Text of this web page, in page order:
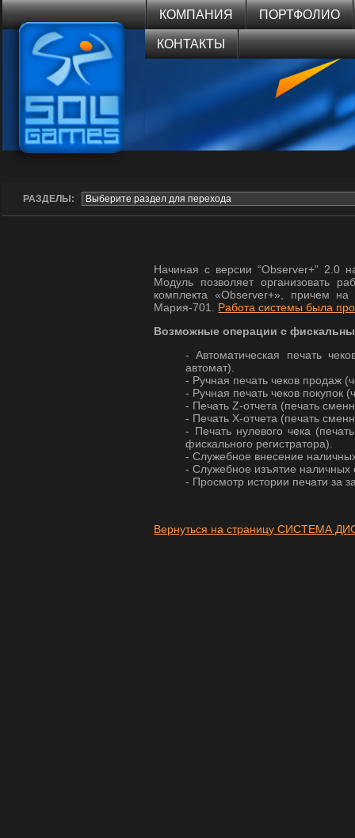
КОМПАНИЯ ПОРТФОЛИО
КОНТАКТЫ
РАЗДЕЛЫ:
Начиная с версии “Observer+” 2.0
Модуль позволяет организовать
комплекта «Observer+», причем
Мария-701. Работа системы была
Возможные операции с
- Автоматическая печать
автомат).
- Ручная печать чеков продаж
- Ручная печать чеков покупок
- Печать Z-отчета (печать
- Печать X-отчета (печать
- Печать нулевого чека
фискального регистратора).
- Служебное внесение
- Служебное изъятие наличных
- Просмотр истории печати за
Вернуться на страницу СИСТЕМА